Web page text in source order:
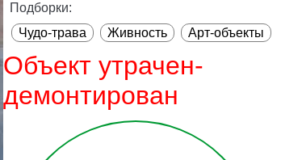
Подборки:
Чудо-трава
Живность Арт-объекты
Объект утрачен-
демонтирован